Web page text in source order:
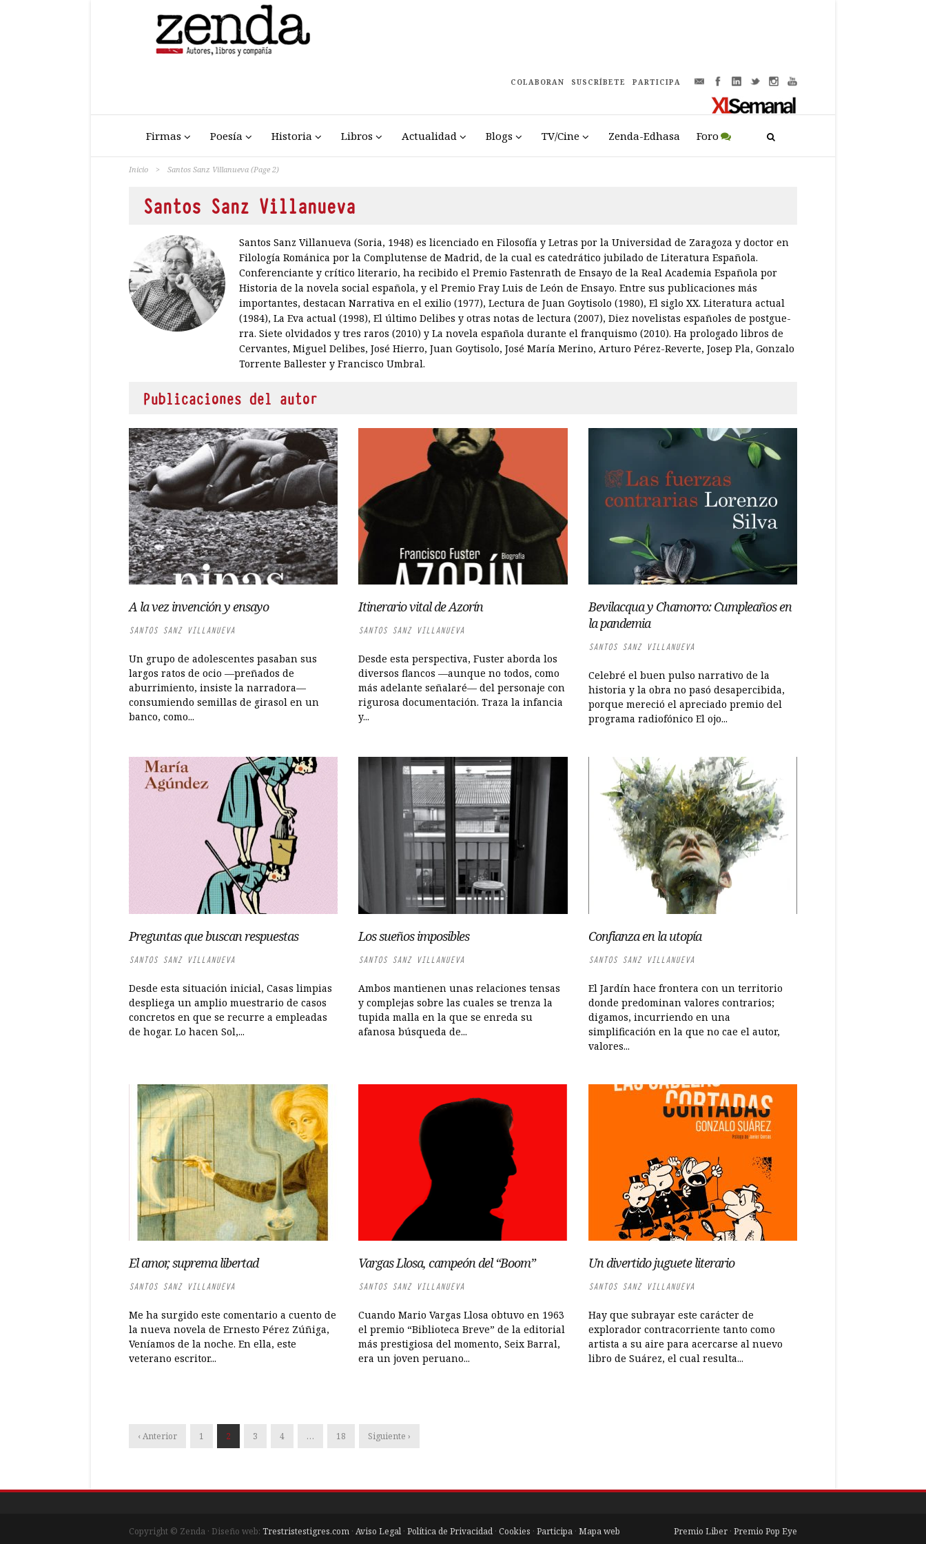
COLABORAN SUSCRÍBETE PARTICIPA
Firmas Poesía Historia Libros Actualidad Blogs TV/Cine Zenda-Edhasa Foro
Inicio > Santos Sanz Villanueva (Page 2)
Santos Sanz Villanueva
Santos Sanz Villanueva (Soria, 1948) es licenciado en Filosofía y Letras por la Universidad de Zaragoza y doctor en
Filología Románica por la Complutense de Madrid, de la cual es catedrático jubilado de Literatura Españo­la.
Conferenciante y crítico literario, ha recibido el Premio Fastenrath de Ensayo de la Real Academia Española por
Historia de la novela social española, y el Premio Fray Luis de León de Ensayo. Entre sus publicaciones más
importantes, destacan Narrativa en el exilio (1977), Lectura de Juan Goytisolo (1980), El siglo XX. Literatura actual
(1984), La Eva actual (1998), El último Delibes y otras notas de lectura (2007), Diez novelistas españoles de postgue­
rra. Siete olvidados y tres raros (2010) y La novela española durante el franquismo (2010). Ha prologado libros de
Cervantes, Miguel Delibes, José Hierro, Juan Goytisolo, José María Merino, Arturo Pérez-Reverte, Josep Pla, Gonzalo
Torrente Ballester y Francisco Umbral.
Publicaciones del autor
A la vez invención y ensayo
SANTOS SANZ VILLANUEVA
Un grupo de adolescentes pasaban sus
largos ratos de ocio —preñados de
aburrimiento, insiste la narradora—
consumiendo semillas de girasol en un
banco, como...
Itinerario vital de Azorín
SANTOS SANZ VILLANUEVA
Desde esta perspectiva, Fuster aborda los
diversos flancos —aunque no todos, como
más adelante señalaré— del personaje con
rigurosa documentación. Traza la infancia
y...
Bevilacqua y Chamorro: Cumpleaños en
la pandemia
SANTOS SANZ VILLANUEVA
Celebré el buen pulso narrativo de la
historia y la obra no pasó desapercibida,
porque mereció el apreciado premio del
programa radiofónico El ojo...
Preguntas que buscan respuestas
SANTOS SANZ VILLANUEVA
Desde esta situación inicial, Casas limpias
despliega un amplio muestrario de casos
concretos en que se recurre a empleadas
de hogar. Lo hacen Sol,...
Los sueños imposibles
SANTOS SANZ VILLANUEVA
Ambos mantienen unas relaciones tensas
y complejas sobre las cuales se trenza la
tupida malla en la que se enreda su
afanosa búsqueda de...
Confianza en la utopía
SANTOS SANZ VILLANUEVA
El Jardín hace frontera con un territorio
donde predominan valores contrarios;
digamos, incurriendo en una
simplificación en la que no cae el autor,
valores...
El amor, suprema libertad
SANTOS SANZ VILLANUEVA
Me ha surgido este comentario a cuento de
la nueva novela de Ernesto Pérez Zúñiga,
Veníamos de la noche. En ella, este
veterano escritor...
Vargas Llosa, campeón del “Boom”
SANTOS SANZ VILLANUEVA
Cuando Mario Vargas Llosa obtuvo en 1963
el premio “Biblioteca Breve” de la editorial
más prestigiosa del momento, Seix Barral,
era un joven peruano...
Un divertido juguete literario
SANTOS SANZ VILLANUEVA
Hay que subrayar este carácter de
explorador contracorriente tanto como
artista a su aire para acercarse al nuevo
libro de Suárez, el cual resulta...
‹ Anterior 1 2 3 4 … 18 Siguiente ›
Copyright © Zenda · Diseño web: Trestristestigres.com · Aviso Legal · Política de Privacidad · Cookies · Participa · Mapa web Premio Liber · Premio Pop Eye